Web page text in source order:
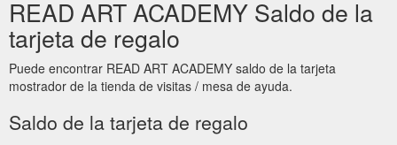
READ ART ACADEMY Saldo de la
tarjeta de regalo
Puede encontrar READ ART ACADEMY saldo de la tarjeta
mostrador de la tienda de visitas / mesa de ayuda.
Saldo de la tarjeta de regalo